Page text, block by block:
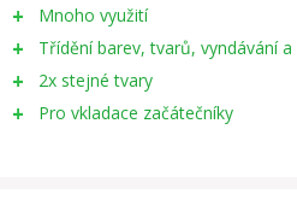
Mnoho využití
Třídění barev, tvarů, vyndávání
2x stejné tvary
Pro vkladace začátečníky